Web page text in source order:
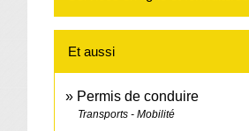
Et aussi
Permis de conduire
Transports - Mobilité